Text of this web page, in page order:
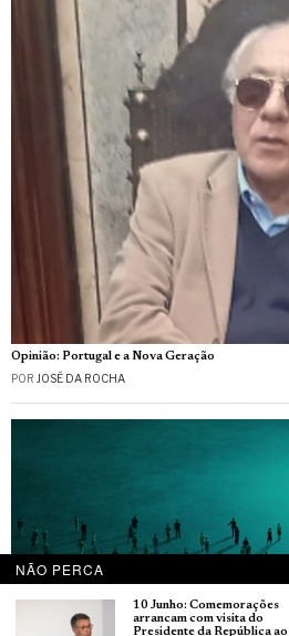
Opinião: Portugal e a Nova Geração
POR JOSÉ DA ROCHA
NÃO PERCA
10 Junho: Comemorações
arrancam com visita do
Presidente da República ao